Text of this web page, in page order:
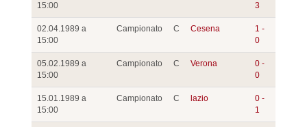
15:00
3
02.04.1989 a
15:00
Campionato C Cesena
1 -
0
05.02.1989 a
15:00
Campionato C Verona
0 -
0
15.01.1989 a
15:00
Campionato C lazio
0 -
1